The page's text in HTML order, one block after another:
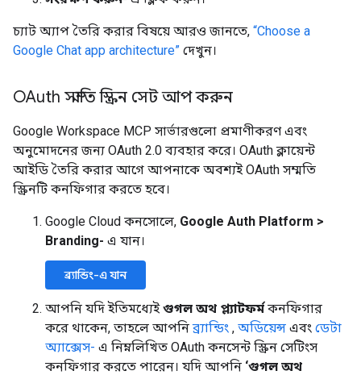
চ্যাট অ্যাপ তৈরি করার বিষয়ে আরও জানতে, “Choose a
Google Chat app architecture” দেখুন।
OAuth সম্মতি স্ক্রিন সেট আপ করুন
Google Workspace MCP সার্ভারগুলো প্রমাণীকরণ এবং
অনুমোদনের জন্য OAuth 2.0 ব্যবহার করে। OAuth ক্লায়েন্ট
আইডি তৈরি করার আগে আপনাকে অবশ্যই OAuth সম্মতি
স্ক্রিনটি কনফিগার করতে হবে।
Google Cloud কনসোলে, Google Auth Platform >
Branding- এ যান।
ব্র্যান্ডিং-এ যান
আপনি যদি ইতিমধ্যেইগুগল অথ প্ল্যাটফর্মকনফিগার
করে থাকেন, তাহলে আপনিব্র্যান্ডিং , অডিয়েন্স এবং ডেটা
অ্যাক্সেস- এ নিম্নলিখিত OAuth কনসেন্ট স্ক্রিন সেটিংস
কনফিগার করতে পারেন। যদি আপনি ‘গুগল অথ